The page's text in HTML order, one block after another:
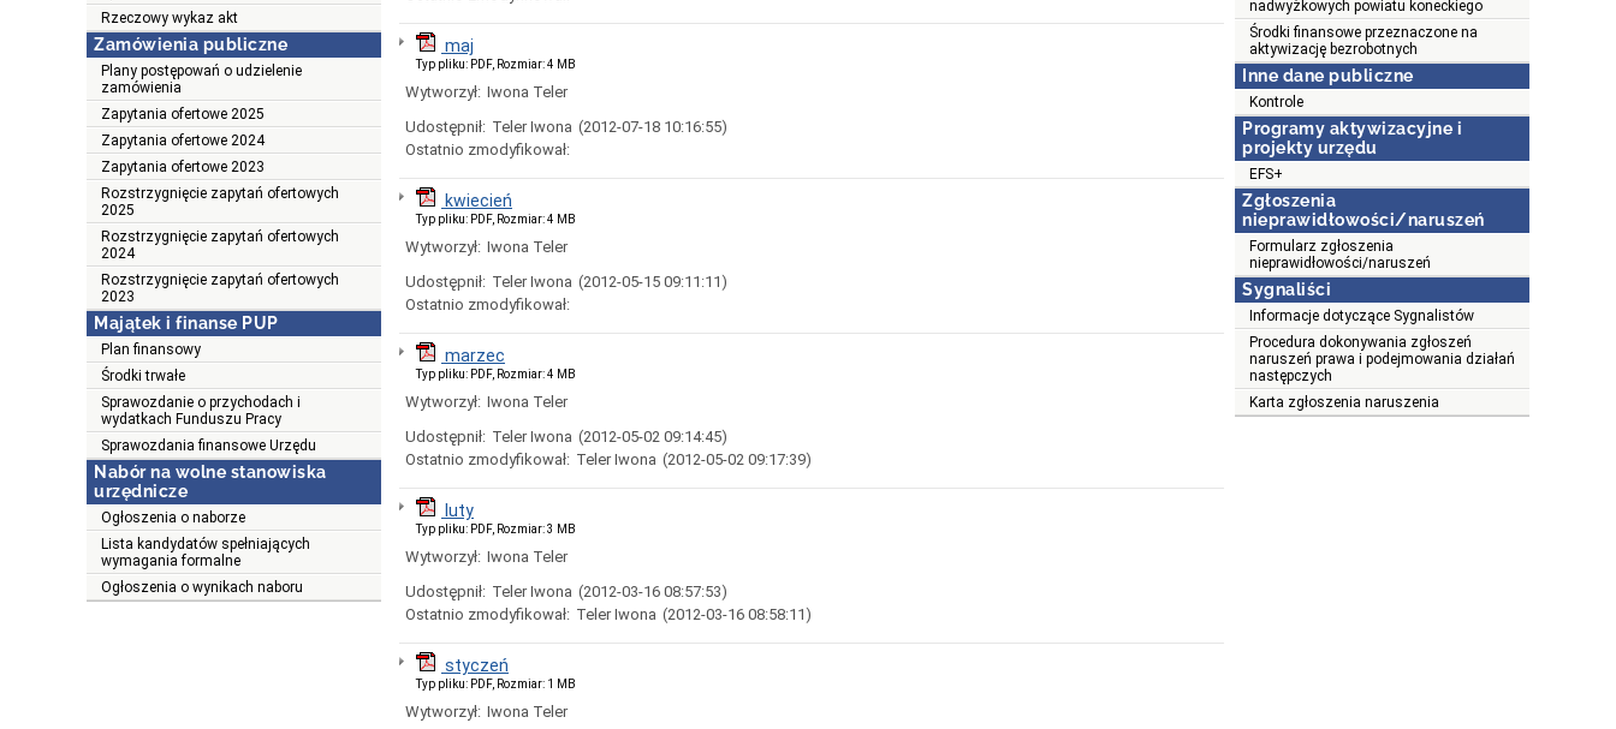
Rzeczowy wykaz akt
Zamówienia publiczne
Plany postępowań o udzielenie
zamówienia
Zapytania ofertowe 2025
Zapytania ofertowe 2024
Zapytania ofertowe 2023
Rozstrzygnięcie zapytań ofertowych
2025
Rozstrzygnięcie zapytań ofertowych
2024
Rozstrzygnięcie zapytań ofertowych
2023
Majątek i finanse PUP
Plan finansowy
Środki trwałe
Sprawozdanie o przychodach i
wydatkach Funduszu Pracy
Sprawozdania finansowe Urzędu
Nabór na wolne stanowiska
urzędnicze
Ogłoszenia o naborze
Lista kandydatów spełniających
wymagania formalne
Ogłoszenia o wynikach naboru
maj
Typ pliku: PDF, Rozmiar: 4 MB
Wytworzył: Iwona Teler
Udostępnił: Teler Iwona (2012-07-18 10:16:55)
Ostatnio zmodyfikował:
kwiecień
Typ pliku: PDF, Rozmiar: 4 MB
Wytworzył: Iwona Teler
Udostępnił: Teler Iwona (2012-05-15 09:11:11)
Ostatnio zmodyfikował:
marzec
Typ pliku: PDF, Rozmiar: 4 MB
Wytworzył: Iwona Teler
Udostępnił: Teler Iwona (2012-05-02 09:14:45)
Ostatnio zmodyfikował: Teler Iwona (2012-05-02 09:17:39)
luty
Typ pliku: PDF, Rozmiar: 3 MB
Wytworzył: Iwona Teler
Udostępnił: Teler Iwona (2012-03-16 08:57:53)
Ostatnio zmodyfikował: Teler Iwona (2012-03-16 08:58:11)
styczeń
Typ pliku: PDF, Rozmiar: 1 MB
Wytworzył: Iwona Teler
nadwyżkowych powiatu koneckiego
Środki finansowe przeznaczone na
aktywizację bezrobotnych
Inne dane publiczne
Kontrole
Programy aktywizacyjne i
projekty urzędu
EFS+
Zgłoszenia
nieprawidłowości/naruszeń
Formularz zgłoszenia
nieprawidłowości/naruszeń
Sygnaliści
Informacje dotyczące Sygnalistów
Procedura dokonywania zgłoszeń
naruszeń prawa i podejmowania działań
następczych
Karta zgłoszenia naruszenia